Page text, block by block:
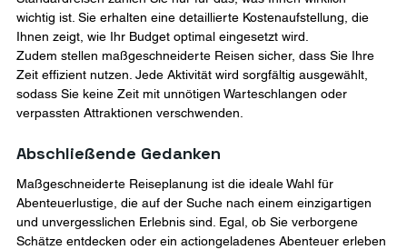
wichtig ist. Sie erhalten eine detaillierte Kostenaufstellung, die
Ihnen zeigt, wie Ihr Budget optimal eingesetzt wird.
Zudem stellen maßgeschneiderte Reisen sicher, dass Sie Ihre
Zeit effizient nutzen. Jede Aktivität wird sorgfältig ausgewählt,
sodass Sie keine Zeit mit unnötigen Warteschlangen oder
verpassten Attraktionen verschwenden.
Abschließende Gedanken
Maßgeschneiderte Reiseplanung ist die ideale Wahl für
Abenteuerlustige, die auf der Suche nach einem einzigartigen
und unvergesslichen Erlebnis sind. Egal, ob Sie verborgene
Schätze entdecken oder ein actiongeladenes Abenteuer erleben